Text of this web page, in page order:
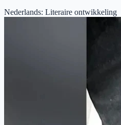
Nederlands: Literaire ontwikkeling